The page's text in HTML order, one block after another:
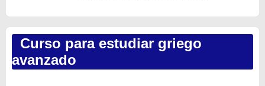
Curso para estudiar griego
avanzado